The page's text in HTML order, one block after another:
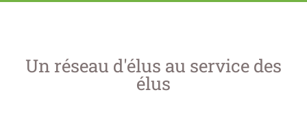
Un réseau d'élus au service des
élus